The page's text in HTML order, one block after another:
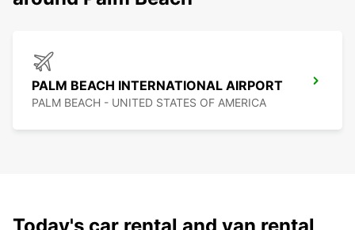
PALM BEACH INTERNATIONAL AIRPORT
PALM BEACH - UNITED STATES OF AMERICA